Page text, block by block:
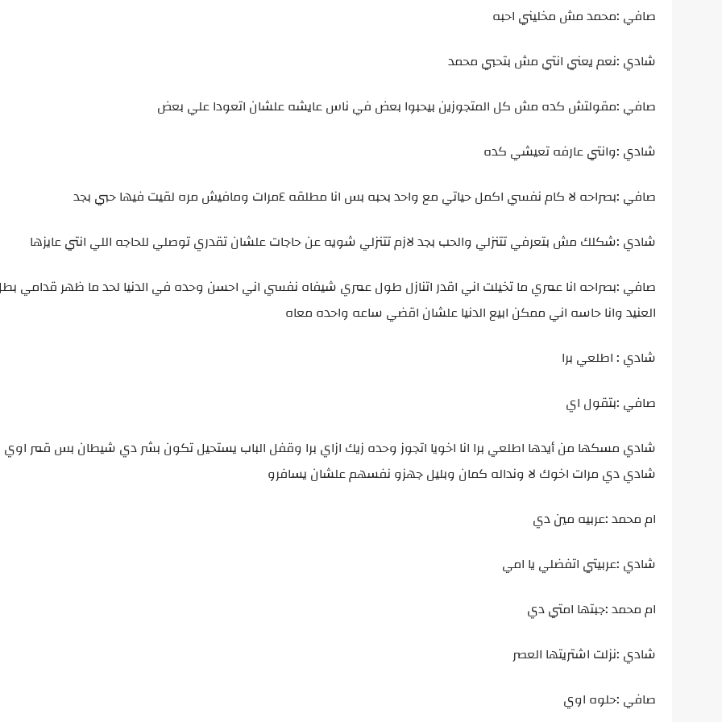
صافي :محمد مش مخليني احبه
شادي :نعم يعني انتي مش بتحبي محمد
صافي :مقولتش كده مش كل المتجوزين بيحبوا بعض في ناس عايشه علشان اتعودا علي بعض
شادي :وانتي عارفه تعيشي كده
صافي :بصراحه لا كام نفسي اكمل حياتي مع واحد بحبه بس انا مطلقه ٤مرات ومافيش مره لقيت فيها حبي بجد
شادي :شكلك مش بتعرفي تتنزلي والحب بجد لازم تتنزلي شويه عن حاجات علشان تقدري توصلي للحاجه اللي انتي عايزها
صافي :بصراحه انا عمري ما تخيلت اني اقدر اتنازل طول عمري شيفاه نفسي اني احسن وحده في الدنيا لحد ما ظهر قدامي
العنيد وانا حاسه اني ممكن ابيع الدنيا علشان اقضي ساعه واحده معاه
شادي : اطلعي برا
صافي :بتقول اي
شادي مسكها من أيدها اطلعي برا انا اخويا اتجوز وحده زيك ازاي برا وقفل الباب يستحيل تكون بشر دي شيطان بس قمر اوي
شادي دي مرات اخوك لا ونداله كمان وبليل جهزو نفسهم علشان يسافرو
ام محمد :عربيه مين دي
شادي :عربيتي اتفضلي يا امي
ام محمد :جبتها امتي دي
شادي :نزلت اشتريتها العصر
صافي :حلوه اوي